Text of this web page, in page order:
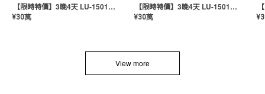
【限時特價】3晚4天 LU-1501（粉紅色）
¥30萬
【限時特價】3晚4天 LU-1501（黃色）
¥30萬 ¥
View more